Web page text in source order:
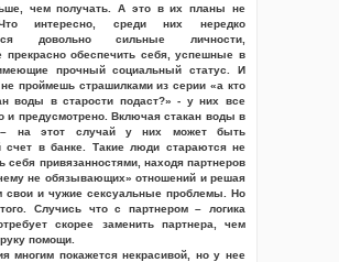
чем получать. А это в их планы не
интересно, среди них нередко
довольно сильные личности,
прекрасно обеспечить себя, успешные в
прочный социальный статус. И
проймешь страшилками из серии «а кто
воды в старости подаст?» - у них все
и предусмотрено. Включая стакан воды в
– на этот случай у них может быть
счет в банке. Такие люди стараются не
себя привязанностями, находя партнеров
не обязывающих» отношений и решая
свои и чужие сексуальные проблемы. Но
Случись что с партнером – логика
скорее заменить партнера, чем
помощи.
многим покажется некрасивой, но у нее